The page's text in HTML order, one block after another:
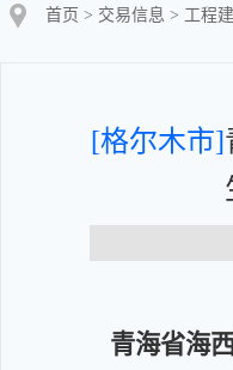
首页 > 交易信息 > 工程
[格尔木市]
青海省海